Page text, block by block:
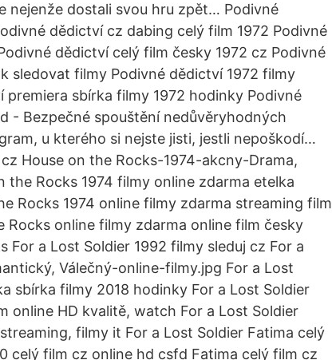
nejenže dostali svou hru zpět… Podivné
dědictví cz dabing celý film 1972 Podivné
dědictví celý film česky 1972 cz Podivné
sledovat filmy Podivné dědictví 1972 filmy
premiera sbírka filmy 1972 hodinky Podivné
- Bezpečné spouštění nedůvěryhodných
u kterého si nejste jisti, jestli nepoškodí…
House on the Rocks-1974-akcny-Drama,
Rocks 1974 filmy online zdarma etelka
Rocks 1974 online filmy zdarma streaming film
Rocks online filmy zdarma online film česky
For a Lost Soldier 1992 filmy sleduj cz For a
Válečný-online-filmy.jpg For a Lost
sbírka filmy 2018 hodinky For a Lost Soldier
online HD kvalitě, watch For a Lost Soldier
filmy it For a Lost Soldier Fatima celý
celý film cz online hd csfd Fatima celý film cz